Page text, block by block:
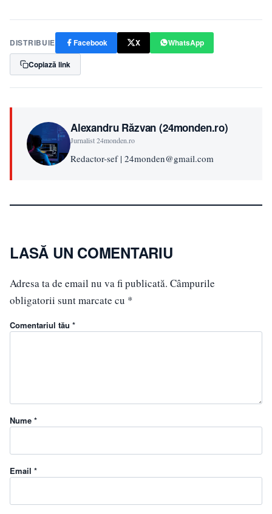
DISTRIBUIE Facebook X
WhatsApp
Copiază link
Alexandru Răzvan (24monden.ro)
Jurnalist 24monden.ro
Redactor-sef | 24monden@gmail.com
LASĂ UN COMENTARIU
Adresa ta de email nu va fi publicată. Câmpurile
obligatorii sunt marcate cu *
Comentariul tău *
Nume *
Email *